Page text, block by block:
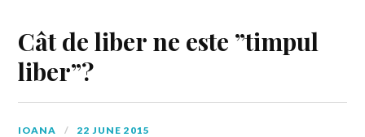
Cât de liber ne este ”timpul
liber”?
IOANA 22 JUNE 2015